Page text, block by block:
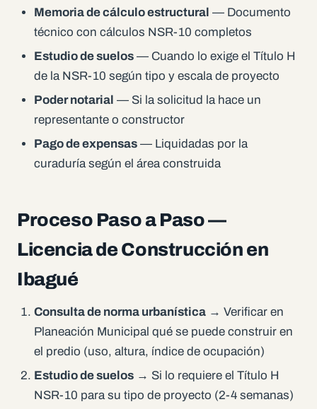
Memoria de cálculo estructural — Documento
técnico con cálculos NSR-10 completos
Estudio de suelos — Cuando lo exige el Título H
de la NSR-10 según tipo y escala de proyecto
Poder notarial — Si la solicitud la hace un
representante o constructor
Pago de expensas — Liquidadas por la
curaduría según el área construida
Proceso Paso a Paso —
Licencia de Construcción en
Ibagué
Consulta de norma urbanística → Verificar en
Planeación Municipal qué se puede construir en
el predio (uso, altura, índice de ocupación)
Estudio de suelos → Si lo requiere el Título H
NSR-10 para su tipo de proyecto (2-4 semanas)